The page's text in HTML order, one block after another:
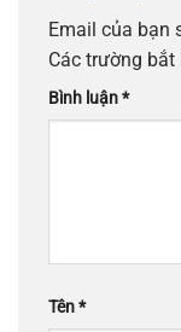
Email của bạn
Các trường
Bình luận*
Tên*